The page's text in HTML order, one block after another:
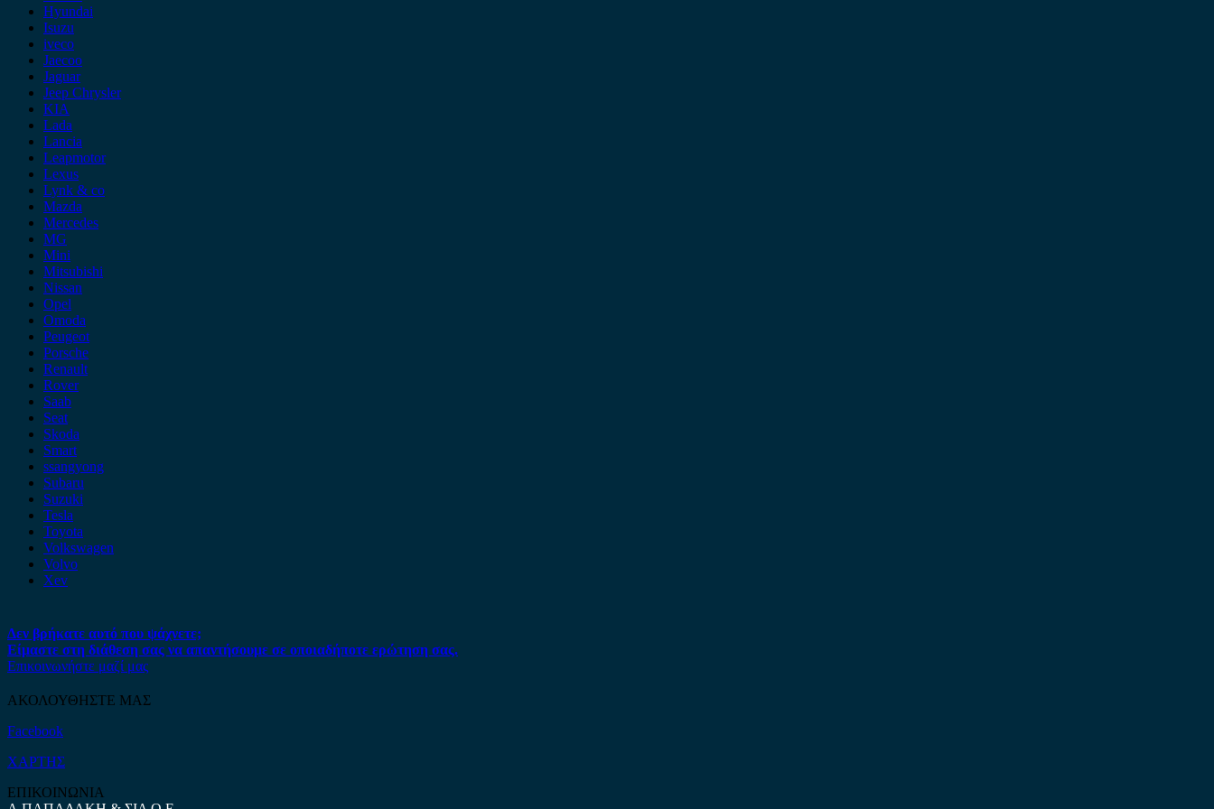
Hyundai
Isuzu
iveco
Jaecoo
Jaguar
Jeep Chrysler
KIA
Lada
Lancia
Leapmotor
Lexus
Lynk & co
Mazda
Mercedes
MG
Mini
Mitsubishi
Nissan
Opel
Omoda
Peugeot
Porsche
Renault
Rover
Saab
Seat
Skoda
Smart
ssangyong
Subaru
Suzuki
Tesla
Toyota
Volkswagen
Volvo
Xev
Δεν βρήκατε αυτό που ψάχνετε;
Είμαστε στη διάθεση σας να απαντήσουμε σε οποιαδήποτε ερώτηση σας.
Επικοινωνήστε μαζί μας
ΑΚΟΛΟΥΘΗΣΤΕ ΜΑΣ
Facebook
ΧΑΡΤΗΣ
ΕΠΙΚΟΙΝΩΝΙΑ